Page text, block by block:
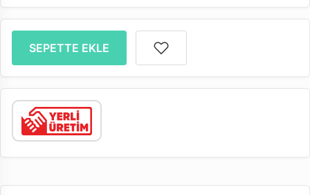
SEPETTE EKLE